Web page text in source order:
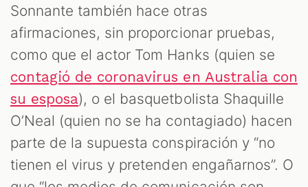
Sonnante también hace otras
afirmaciones, sin proporcionar pruebas,
como que el actor Tom Hanks (quien se
contagió de coronavirus en Australia con
su esposa), o el basquetbolista Shaquille
O’Neal (quien no se ha contagiado) hacen
parte de la supuesta conspiración y “no
tienen el virus y pretenden engañarnos”. O